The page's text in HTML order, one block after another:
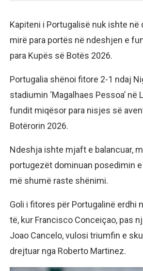
Kapiteni i Portugalisë nuk ishte në
mirë para portës në ndeshjen e
para Kupës së Botës 2026.
Portugalia shënoi fitore 2-1 ndaj
stadiumin ‘Magalhaes Pessoa’ në
fundit miqësor para nisjes së
Botërorin 2026.
Ndeshja ishte mjaft e balancuar,
portugezët dominuan posedimin
më shumë raste shënimi.
Goli i fitores për Portugalinë erdhi
të, kur Francisco Conceiçao, pas
Joao Cancelo, vulosi triumfin e
drejtuar nga Roberto Martinez.